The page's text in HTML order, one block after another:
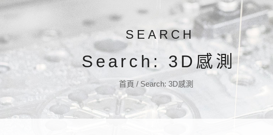
SEARCH
Search: 3D感測
首頁 / Search: 3D感測